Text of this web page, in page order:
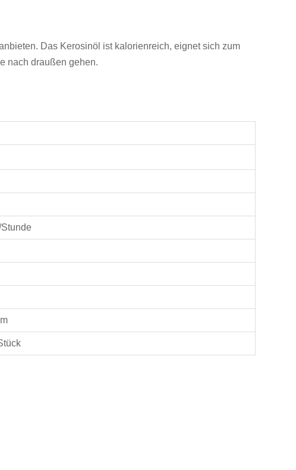
Das Kerosinöl ist kalorienreich, eignet sich zum
nach draußen gehen.